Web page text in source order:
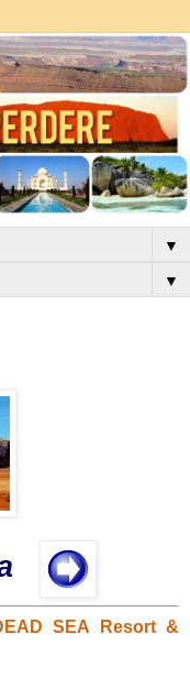
▼
▼
SEA Resort &